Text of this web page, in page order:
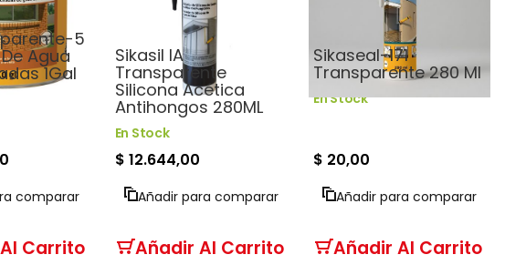
5
Agua
1Gal
comparar
Carrito
Adhesivos, siliconas y
selladoras
Sikasil IA
Transparente
Silicona Acética
Antihongos 280ML
En Stock
$ 12.644,00
Añadir para comparar
Añadir Al Carrito
Cintas y sellos de
reparación
Sikaseal-171
Transparente 280 Ml
En Stock
$ 20,00
Añadir para comparar
Añadir Al Carrito